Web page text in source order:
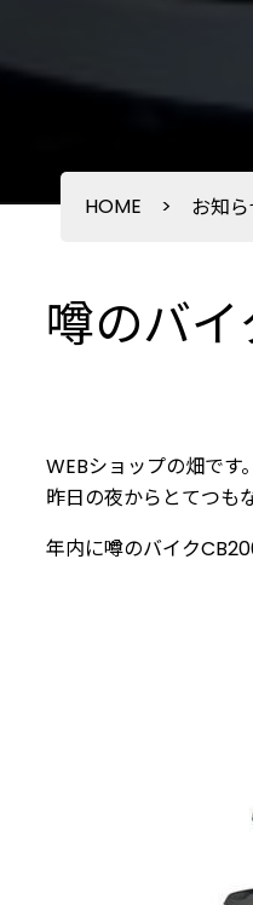
HOME > お知
噂のバイ
WEBショップの畑です。
昨日の夜からとてつも
年内に噂のバイク